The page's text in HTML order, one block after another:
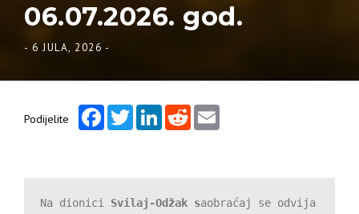
06.07.2026. god.
- 6 JULA, 2026 -
Podijelite
FacebookTwitterLinkedInReddit
Na dionici Svilaj-Odžak saobraćaj se odvija